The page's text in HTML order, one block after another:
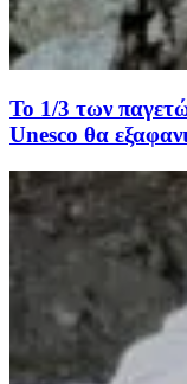
Το 1/3 των
Unesco θα